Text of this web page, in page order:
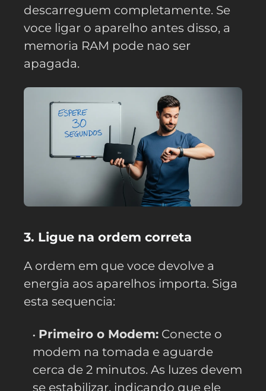
descarreguem completamente. Se
voce ligar o aparelho antes disso, a
memoria RAM pode nao ser
apagada.
3. Ligue na ordem correta
A ordem em que voce devolve a
energia aos aparelhos importa. Siga
esta sequencia:
Primeiro o Modem: Conecte o
modem na tomada e aguarde
cerca de 2 minutos. As luzes devem
se estabilizar, indicando que ele